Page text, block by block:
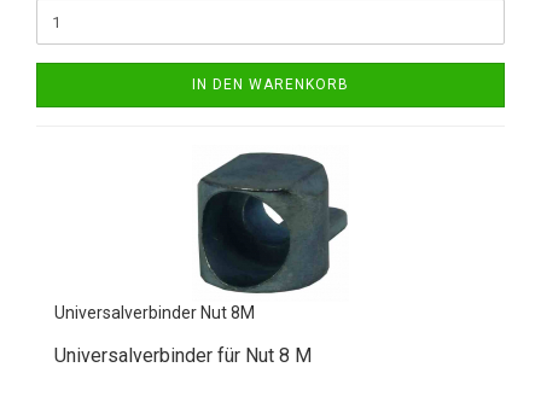
IN DEN WARENKORB
Universalverbinder Nut 8M
Universalverbinder für Nut 8 M